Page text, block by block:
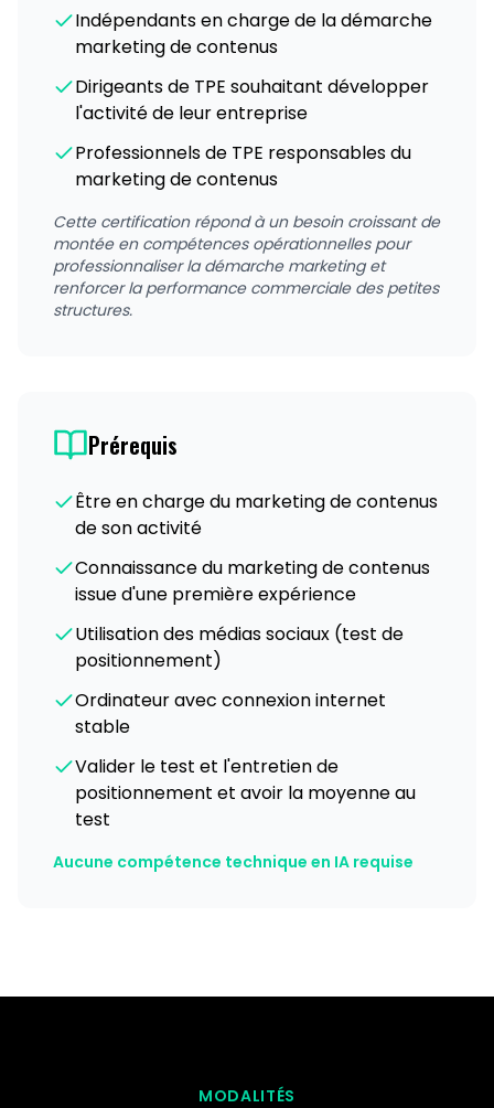
Indépendants en charge de la démarche
marketing de contenus
Dirigeants de TPE souhaitant développer
l'activité de leur entreprise
Professionnels de TPE responsables du
marketing de contenus
Cette certification répond à un besoin croissant de
montée en compétences opérationnelles pour
professionnaliser la démarche marketing et
renforcer la performance commerciale des petites
structures.
Prérequis
Être en charge du marketing de contenus
de son activité
Connaissance du marketing de contenus
issue d'une première expérience
Utilisation des médias sociaux (test de
positionnement)
Ordinateur avec connexion internet
stable
Valider le test et l'entretien de
positionnement et avoir la moyenne au
test
Aucune compétence technique en IA requise
MODALITÉS